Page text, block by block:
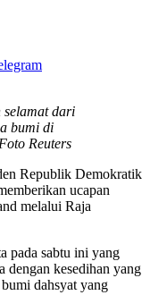
selamat dari
bumi di
Reuters
Republik Demokratik
ucapan
melalui Raja
pada sabtu ini yang
dengan kesedihan yang
dahsyat yang